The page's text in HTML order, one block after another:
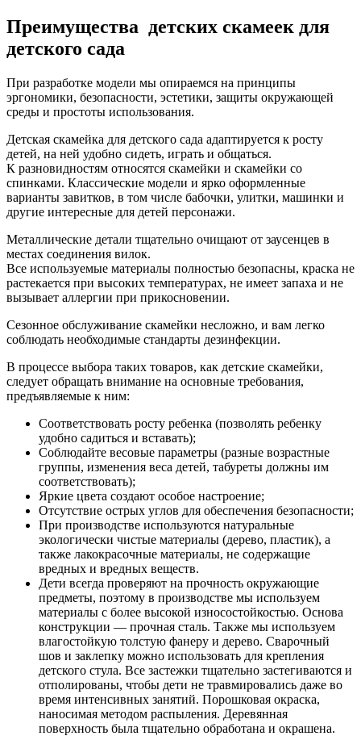
Преимущества детских скамеек для
детского сада
При разработке модели мы опираемся на принципы
эргономики, безопасности, эстетики, защиты окружающей
среды и простоты использования.
Детская скамейка для детского сада адаптируется к росту
детей, на ней удобно сидеть, играть и общаться.
К разновидностям относятся скамейки и скамейки со
спинками. Классические модели и ярко оформленные
варианты завитков, в том числе бабочки, улитки, машинки и
другие интересные для детей персонажи.
Металлические детали тщательно очищают от заусенцев в
местах соединения вилок.
Все используемые материалы полностью безопасны, краска не
растекается при высоких температурах, не имеет запаха и не
вызывает аллергии при прикосновении.
Сезонное обслуживание скамейки несложно, и вам легко
соблюдать необходимые стандарты дезинфекции.
В процессе выбора таких товаров, как детские скамейки,
следует обращать внимание на основные требования,
предъявляемые к ним:
Соответствовать росту ребенка (позволять ребенку
удобно садиться и вставать);
Соблюдайте весовые параметры (разные возрастные
группы, изменения веса детей, табуреты должны им
соответствовать);
Яркие цвета создают особое настроение;
Отсутствие острых углов для обеспечения безопасности;
При производстве используются натуральные
экологически чистые материалы (дерево, пластик), а
также лакокрасочные материалы, не содержащие
вредных и вредных веществ.
Дети всегда проверяют на прочность окружающие
предметы, поэтому в производстве мы используем
материалы с более высокой износостойкостью. Основа
конструкции — прочная сталь. Также мы используем
влагостойкую толстую фанеру и дерево. Сварочный
шов и заклепку можно использовать для крепления
детского стула. Все застежки тщательно застегиваются и
отполированы, чтобы дети не травмировались даже во
время интенсивных занятий. Порошковая окраска,
наносимая методом распыления. Деревянная
поверхность была тщательно обработана и окрашена.